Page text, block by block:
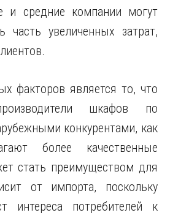
и средние компании могут
часть увеличенных затрат,
факторов является то, что
шкафов по
конкурентами, как
более качественные
стать преимуществом для
от импорта, поскольку
интереса потребителей к